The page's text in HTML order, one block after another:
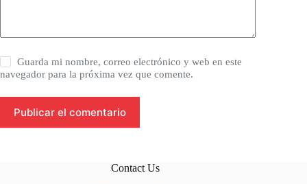
Guarda mi nombre, correo electrónico y web en este
navegador para la próxima vez que comente.
Publicar el comentario
Contact Us